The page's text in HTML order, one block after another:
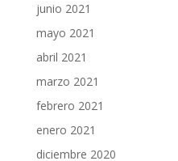
junio 2021
mayo 2021
abril 2021
marzo 2021
febrero 2021
enero 2021
diciembre 2020